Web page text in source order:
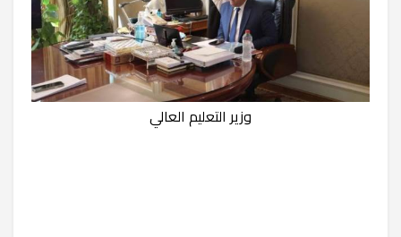
وزير التعليم العالي